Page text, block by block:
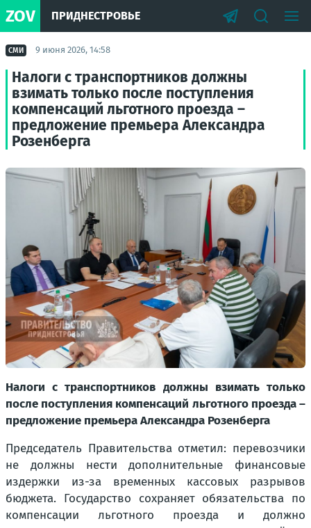
ZOV ПРИДНЕСТРОВЬЕ
СМИ 9 июня 2026, 14:58
Налоги с транспортников должны
взимать только после поступления
компенсаций льготного проезда –
предложение премьера Александра
Розенберга
Налоги с транспортников должны взимать только
после поступления компенсаций льготного проезда –
предложение премьера Александра Розенберга
Председатель Правительства отметил: перевозчики
не должны нести дополнительные финансовые
издержки из-за временных кассовых разрывов
бюджета. Государство сохраняет обязательства по
компенсации льготного проезда и должно